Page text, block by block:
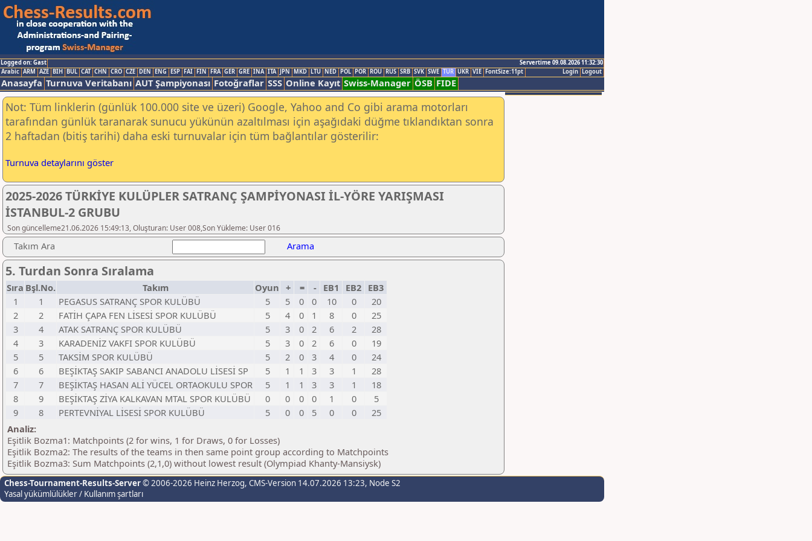
Logged on: Gast
Servertime 09.08.2026 11:32:30
Logout
Login
Arabic ARM AZE BIH BUL CAT CHN CRO CZE DEN ENG ESP FAI FIN FRA GER GRE INA ITA JPN MKD LTU NED POL POR ROU RUS SRB SVK SWE TUR UKR VIE FontSize:11pt
Anasayfa Turnuva Veritabanı AUT Şampiyonası Fotoğraflar SSS Online Kayıt Swiss-Manager ÖSB FIDE
Not: Tüm linklerin (günlük 100.000 site ve üzeri) Google, Yahoo and Co gibi arama motorları
tarafından günlük taranarak sunucu yükünün azaltılması için aşağıdaki düğme tıklandıktan sonra
2 haftadan (bitiş tarihi) daha eski turnuvalar için tüm bağlantılar gösterilir:
Turnuva detaylarını göster
2025-2026 TÜRKİYE KULÜPLER SATRANÇ ŞAMPİYONASI İL-YÖRE YARIŞMASI
İSTANBUL-2 GRUBU
Son güncelleme21.06.2026 15:49:13, Oluşturan: User 008,Son Yükleme: User 016
Takım Ara Arama
5. Turdan Sonra Sıralama
Sıra Bşl.No. Takım Oyun + = - EB1 EB2 EB3
1
1 PEGASUS SATRANÇ SPOR KULÜBÜ 5 5 0 0 10 0
20
2
2 FATİH ÇAPA FEN LİSESİ SPOR KULÜBÜ 5 4 0 1 8 0
25
3
4 ATAK SATRANÇ SPOR KULÜBÜ 5 3 0 2 6 2
28
4
3 KARADENİZ VAKFI SPOR KULÜBÜ 5 3 0 2 6 0
19
5
5 TAKSİM SPOR KULÜBÜ 5 2 0 3 4 0
24
6
6 BEŞİKTAŞ SAKIP SABANCI ANADOLU LİSESİ SP 5 1 1 3 3 1
28
7
7 BEŞİKTAŞ HASAN ALİ YÜCEL ORTAOKULU SPOR 5 1 1 3 3 1
18
8
9 BEŞİKTAŞ ZİYA KALKAVAN MTAL SPOR KULÜBÜ 0 0 0 0 1 0
5
9
8 PERTEVNİYAL LİSESİ SPOR KULÜBÜ 5 0 0 5 0 0
25
Analiz:
Eşitlik Bozma1: Matchpoints (2 for wins, 1 for Draws, 0 for Losses)
Eşitlik Bozma2: The results of the teams in then same point group according to Matchpoints
Eşitlik Bozma3: Sum Matchpoints (2,1,0) without lowest result (Olympiad Khanty-Mansiysk)
Chess-Tournament-Results-Server© 2006-2026 Heinz Herzog, CMS-Version 14.07.2026 13:23, Node S2
Yasal yükümlülükler / Kullanım şartları